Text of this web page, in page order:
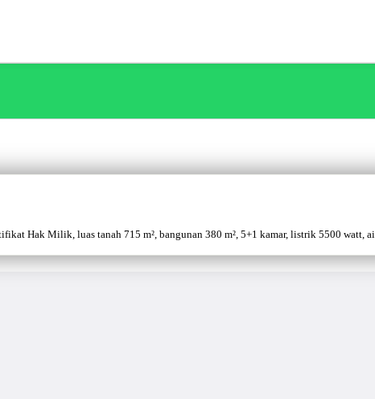
Hak Milik, luas tanah 715 m², bangunan 380 m², 5+1 kamar, listrik 5500 watt,